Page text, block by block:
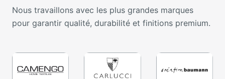
Nous travaillons avec les plus grandes marques
pour garantir qualité, durabilité et finitions premium.